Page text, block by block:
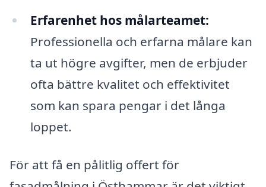
Erfarenhet hos målarteamet:
Professionella och erfarna målare kan
ta ut högre avgifter, men de erbjuder
ofta bättre kvalitet och effektivitet
som kan spara pengar i det långa
loppet.
För att få en pålitlig offert för